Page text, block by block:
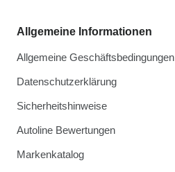
Allgemeine Informationen
Allgemeine Geschäftsbedingungen
Datenschutzerklärung
Sicherheitshinweise
Autoline Bewertungen
Markenkatalog